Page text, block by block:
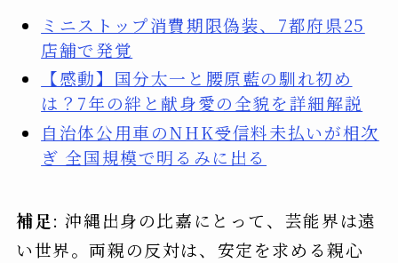
ミニストップ消費期限偽装、7都府県25
店舗で発覚
【感動】国分太一と腰原藍の馴れ初め
は？7年の絆と献身愛の全貌を詳細解説
自治体公用車のNHK受信料未払いが相次
ぎ 全国規模で明るみに出る
補足: 沖縄出身の比嘉にとって、芸能界は遠
い世界。両親の反対は、安定を求める親心